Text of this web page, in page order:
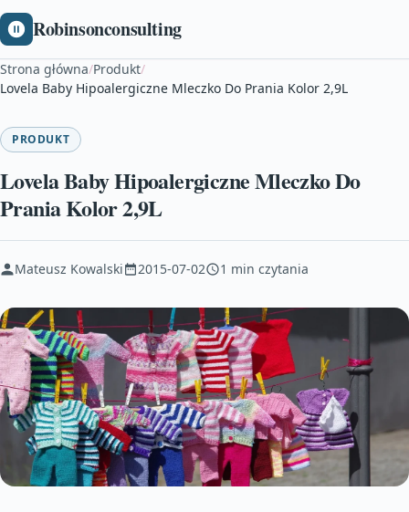
Robinsonconsulting
Strona główna/Produkt/
Lovela Baby Hipoalergiczne Mleczko Do Prania Kolor 2,9L
PRODUKT
Lovela Baby Hipoalergiczne Mleczko Do
Prania Kolor 2,9L
Mateusz Kowalski 2015-07-02 1 min czytania